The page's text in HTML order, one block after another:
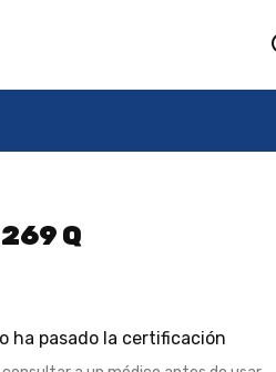
Q
ha pasado la certificación